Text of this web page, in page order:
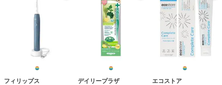
フィリップス デイリープラザ エコストア